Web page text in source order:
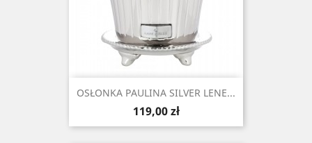
OSŁONKA PAULINA SILVER LENE...
Cena
119,00 zł